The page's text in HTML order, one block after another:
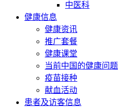
中医科
健康信息
健康资讯
推广套餐
健康课堂
当前中国的健康问题
疫苗接种
献血活动
患者及访客信息